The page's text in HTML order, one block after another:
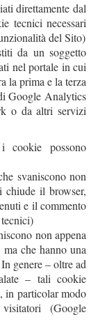
direttamente dal
tecnici necessari
del Sito)
da un soggetto
nel portale in cui
la prima e la terza
Google Analytics
o da altri servizi
i cookie possono
svaniscono non
chiude il browser,
e il commento
non appena
che hanno una
genere – oltre ad
– tali cookie
in particolar modo
(Google